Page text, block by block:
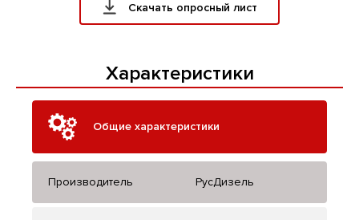
Скачать опросный лист
Характеристики
Общие характеристики
Производитель РусДизель